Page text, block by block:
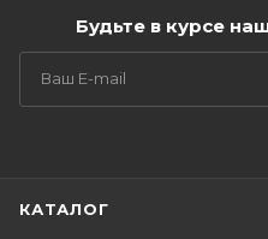
Будьте в курсе
КАТАЛОГ